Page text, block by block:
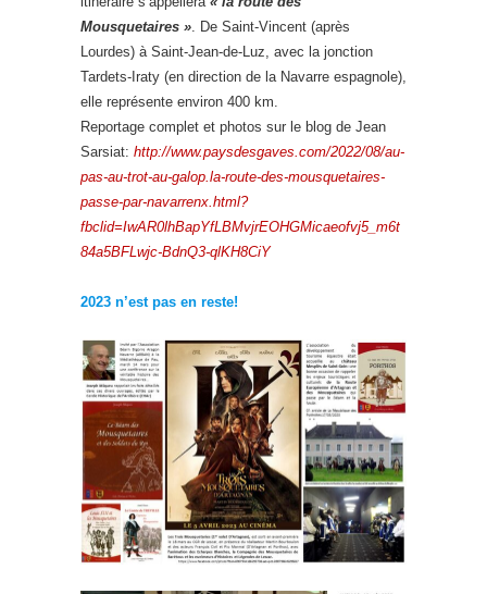
Mousquetaires » . De Saint-Vincent (après
Lourdes) à Saint-Jean-de-Luz, avec la jonction
Tardets-Iraty (en direction de la Navarre espagnole),
elle représente environ 400 km.
Reportage complet et photos sur le blog de Jean
Sarsiat: http://www.paysdesgaves.com/2022/08/au-
pas-au-trot-au-galop.la-route-des-mousquetaires-
passe-par-navarrenx.html?
fbclid=IwAR0lhBapYfLBMvjrEOHGMicaeofvj5_m6t
84a5BFLwjc-BdnQ3-qlKH8CiY
2023 n’est pas en reste!